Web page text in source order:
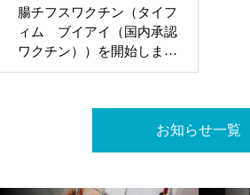
腸チフスワクチン（タイフ
ィム ブイアイ（国内承認
ワクチン））を開始しまし
た
お知らせ一覧